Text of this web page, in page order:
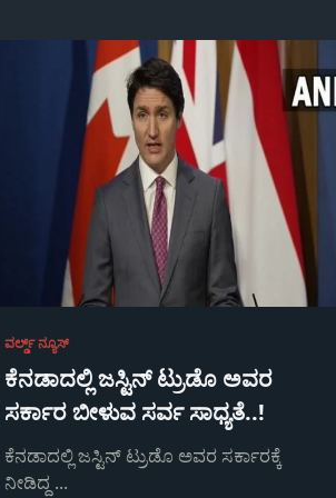
ವರ್ಲ್ಡ್ ನ್ಯೂಸ್
ಕೆನಡಾದಲ್ಲಿ ಜಸ್ಟಿನ್ ಟ್ರುಡೊ ಅವರ
ಸರ್ಕಾರ ಬೀಳುವ ಸರ್ವ ಸಾಧ್ಯತೆ..!
ಕೆನಡಾದಲ್ಲಿ ಜಸ್ಟಿನ್ ಟ್ರುಡೊ ಅವರ ಸರ್ಕಾರಕ್ಕೆ
ನೀಡಿದ್ದ ...